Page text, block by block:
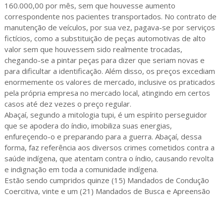
160.000,00 por mês, sem que houvesse aumento
correspondente nos pacientes transportados. No contrato de
manutenção de veículos, por sua vez, pagava-se por serviços
fictícios, como a substituição de peças automotivas de alto
valor sem que houvessem sido realmente trocadas,
chegando-se a pintar peças para dizer que seriam novas e
para dificultar a identificação. Além disso, os preços excediam
enormemente os valores de mercado, inclusive os praticados
pela própria empresa no mercado local, atingindo em certos
casos até dez vezes o preço regular.
Abaçaí, segundo a mitologia tupi, é um espírito perseguidor
que se apodera do índio, imobiliza suas energias,
enfureçendo-o e preparando para a guerra. Abaçaí, dessa
forma, faz referência aos diversos crimes cometidos contra a
saúde indígena, que atentam contra o índio, causando revolta
e indignação em toda a comunidade indígena.
Estão sendo cumpridos quinze (15) Mandados de Condução
Coercitiva, vinte e um (21) Mandados de Busca e Apreensão